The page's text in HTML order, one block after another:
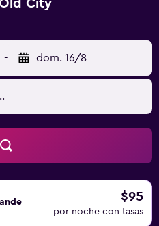
City
- dom. 16/8
$95
por noche con tasas